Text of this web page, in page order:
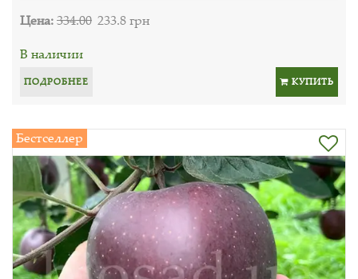
Цена:334.00 233.8 грн
В наличии
ПОДРОБНЕЕ КУПИТЬ
Бестселлер